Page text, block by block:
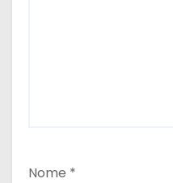
Nome *